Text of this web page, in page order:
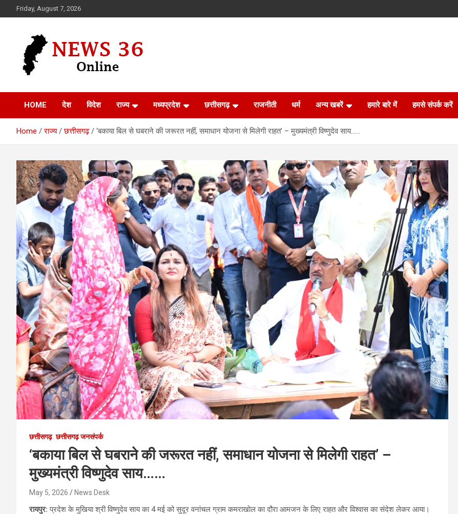
to
Friday, August 7, 2026
News 36
HOME देश विदेश राज्य मध्यप्रदेश छत्तीसगढ़ राजनीती धर्म अन्य खबरें हमारे बारे में हमसे संपर्क करें
Home राज्य छत्तीसगढ़ ‘बकाया बिल से घबराने की जरूरत नहीं, समाधान योजना से मिलेगी राहत’ – मुख्यमंत्री विष्णुदेव साय……
छत्तीसगढ़ छत्तीसगढ़ जनसंपर्क
‘बकाया बिल से घबराने की जरूरत नहीं, समाधान योजना से मिलेगी राहत’ –
मुख्यमंत्री विष्णुदेव साय……
May 5, 2026 News Desk
रायपुर:प्रदेश के मुखिया श्री विष्णुदेव साय का 4 मई को सुदूर वनांचल ग्राम कमराखोल का दौरा आमजन के लिए राहत और विश्वास का संदेश लेकर आया।